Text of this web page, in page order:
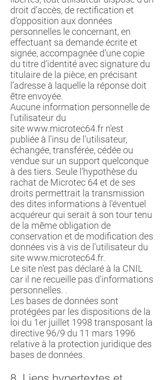
droit d’accès, de rectification et
d’opposition aux données
personnelles le concernant, en
effectuant sa demande écrite et
signée, accompagnée d’une copie
du titre d’identité avec signature du
titulaire de la pièce, en précisant
l’adresse à laquelle la réponse doit
être envoyée.
Aucune information personnelle de
l'utilisateur du
sitewww.microtec64.fr n'est
publiée à l'insu de l'utilisateur,
échangée, transférée, cédée ou
vendue sur un support quelconque
à des tiers. Seule l'hypothèse du
rachat de Microtec 64 et de ses
droits permettrait la transmission
des dites informations à l'éventuel
acquéreur qui serait à son tour tenu
de la même obligation de
conservation et de modification des
données vis à vis de l'utilisateur du
sitewww.microtec64.fr.
Le site n'est pas déclaré à la CNIL
car il ne recueille pas d'informations
personnelles. .
Les bases de données sont
protégées par les dispositions de la
loi du 1er juillet 1998 transposant la
directive 96/9 du 11 mars 1996
relative à la protection juridique des
bases de données.